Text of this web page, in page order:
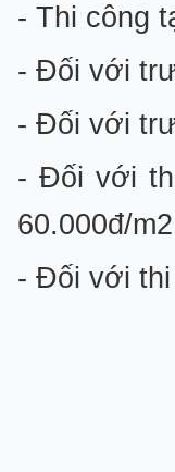
- Thi công
- Đối với
- Đối với
- Đối với
60.000đ/
- Đối với thi